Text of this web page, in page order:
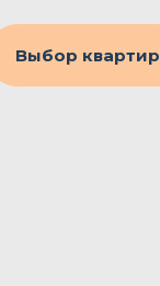
Выбор квартир